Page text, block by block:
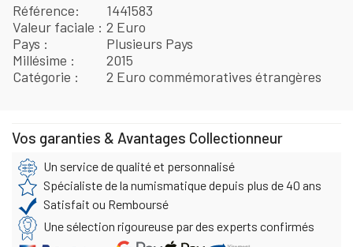
Référence
1441583
Valeur faciale
2 Euro
Pays
Plusieurs Pays
Millésime
2015
Catégorie
2 Euro commémoratives étrangères
Vos garanties & Avantages Collectionneur
Un service de qualité et personnalisé
Spécialiste de la numismatique depuis plus de 40 ans
Satisfait ou Remboursé
Une sélection rigoureuse par des experts confirmés